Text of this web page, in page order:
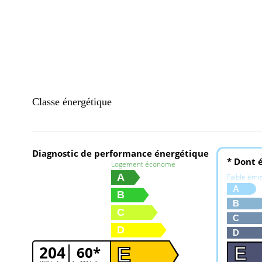
Classe énergétique
Diagnostic de performance énergétique
204 60*
Logement économe
A
B
C
D
E
* Dont
Faible
A
B
C
D
E